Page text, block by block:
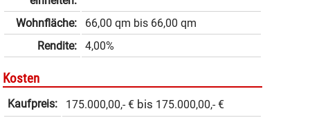
Wohnfläche: 66,00 qm bis 66,00 qm
Rendite:
4,00%
Kosten
Kaufpreis: 175.000,00,- € bis 175.000,00,- €